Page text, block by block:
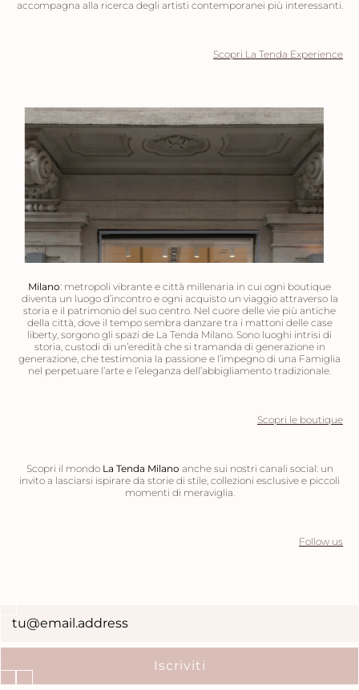
accompagna alla ricerca degli artisti contemporanei più interessanti.
Scopri La Tenda Experience
Milano: metropoli vibrante e città millenaria in cui ogni boutique
diventa un luogo d’incontro e ogni acquisto un viaggio attraverso la
storia e il patrimonio del suo centro. Nel cuore delle vie più antiche
della città, dove il tempo sembra danzare tra i mattoni delle case
liberty, sorgono gli spazi de La Tenda Milano. Sono luoghi intrisi di
storia, custodi di un’eredità che si tramanda di generazione in
generazione, che testimonia la passione e l’impegno di una Famiglia
nel perpetuare l’arte e l’eleganza dell’abbigliamento tradizionale.
Scopri le boutique
Scopri il mondo La Tenda Milano anche sui nostri canali social: un
invito a lasciarsi ispirare da storie di stile, collezioni esclusive e piccoli
momenti di meraviglia.
Follow us
Iscriviti